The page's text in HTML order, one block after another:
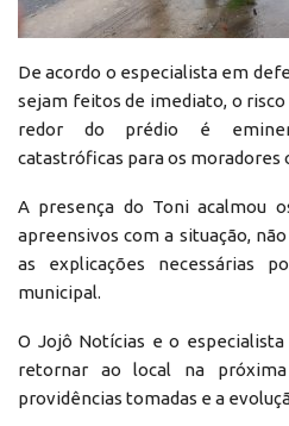
De acordo o especialista em
sejam feitos de imediato, o
redor do prédio é
catastróficas para os moradores
A presença do Toni acalmou
apreensivos com a situação,
as explicações necessárias
municipal.
O Jojô Notícias e o
retornar ao local na
providências tomadas e a